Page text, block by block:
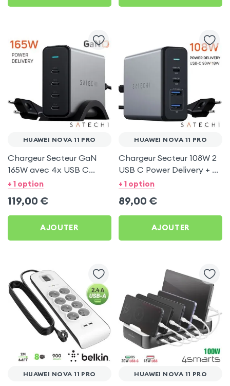
HUAWEI NOVA 11 PRO
Chargeur Secteur GaN
165W avec 4x USB C
Power Delivery, Câble
+ 1 option
119,00 €
AJOUTER
HUAWEI NOVA 11 PRO
Chargeur Secteur 108W 2
USB C Power Delivery + 2
USB, Câble Secteur,
+ 1 option
89,00 €
AJOUTER
HUAWEI NOVA 11 PRO HUAWEI NOVA 11 PRO